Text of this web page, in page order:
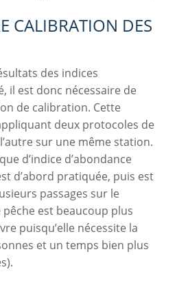
CALIBRATION DES
des indices
il est donc nécessaire de
de calibration. Cette
deux protocoles de
sur une même station.
d’indice d’abondance
d’abord pratiquée, puis est
passages sur le
est beaucoup plus
puisqu’elle nécessite la
et un temps bien plus